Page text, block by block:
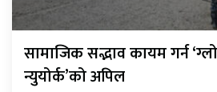
सामाजिक सद्भाव कायम गर्न
न्युयोर्क’को अपिल